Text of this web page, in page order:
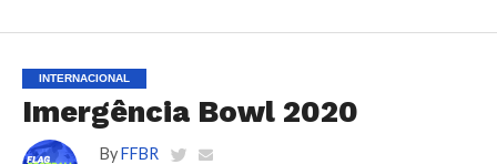
INTERNACIONAL
Imergência Bowl 2020
By FFBR